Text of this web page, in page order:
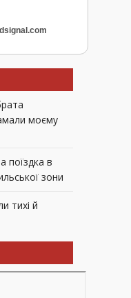
моєму
поїздка в
зони
тихі й